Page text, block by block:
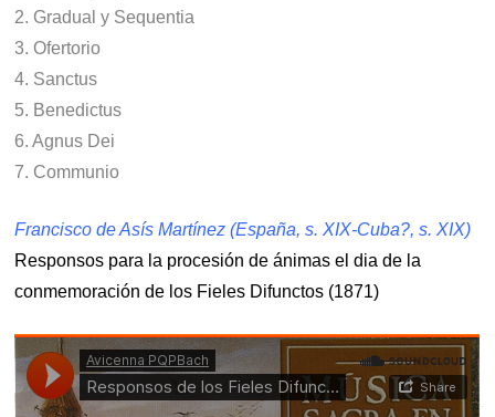
2. Gradual y Sequentia
3. Ofertorio
4. Sanctus
5. Benedictus
6. Agnus Dei
7. Communio
Francisco de Asís Martínez (España, s. XIX-Cuba?, s. XIX)
Responsos para la procesión de ánimas el dia de la
conmemoración de los Fieles Difunctos (1871)